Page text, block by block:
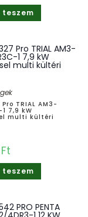
teszem
TRIAL AM3-
7,9 kW
multi kültéri
Ft
teszem